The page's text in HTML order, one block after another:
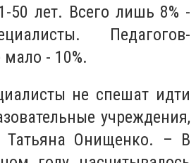
50 лет. Всего лишь 8% -
Педагогов-
- 10%.
не спешат идти
учреждения,
Татьяна Онищенко. – В